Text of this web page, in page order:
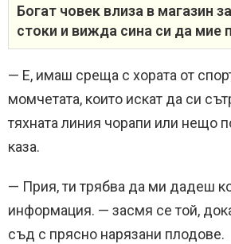
Богат човек влиза в магазин
стоки и вижда сина си да мие
— Е, имаш среща с хората от
момчетата, които искат да си
тяхната линия чорапи или нещо
каза.
— Прия, ти трябва да ми дадеш
информация. — засмя се той,
съд с прясно нарязани плодове.